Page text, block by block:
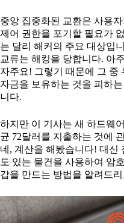
중앙 집중화된 교환은 사용
제어 권한을 포기할 필요가
는 달리 해커의 주요 대상입
교류는 해킹을 당합니다. 아
자주요! 그렇기 때문에 그 중
자금을 보유하는 것을 피하
니다.
하지만 이 기사는 새 하드웨
균 72달러를 지출하는 것에
네, 계산을 해봤습니다! 대신
도 있는 물건을 사용하여 암
갑을 만드는 방법을 알려드